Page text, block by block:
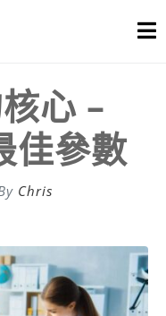
心 –
佳參數
Chris